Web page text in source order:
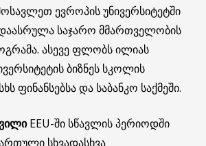
ევროპის უნივერსიტეტში
საჯარო მმართველობის
ასევე ფლობს ილიას
ბიზნეს სკოლის
ფინანსებსა და საბანკო საქმეში.
EEU-ში სწავლის პერიოდში
სხვადასხვა